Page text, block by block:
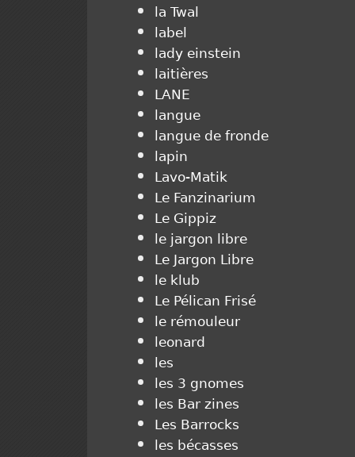
la Twal
label
lady einstein
laitières
LANE
langue
langue de fronde
lapin
Lavo-Matik
Le Fanzinarium
Le Gippiz
le jargon libre
Le Jargon Libre
le klub
Le Pélican Frisé
le rémouleur
leonard
les
les 3 gnomes
les Bar zines
Les Barrocks
les bécasses